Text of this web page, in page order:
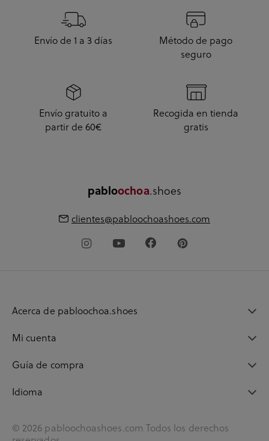
Envío de 1 a 3 días
Método de pago
seguro
Envío gratuito a
partir de 60€
Recogida en tienda
gratis
pabloochoa.shoes
clientes@pabloochoashoes.com
Acerca de pabloochoa.shoes
Mi cuenta
Guía de compra
Idioma
© 2026 pabloochoashoes.com Todos los derechos